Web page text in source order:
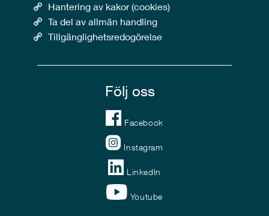
Hantering av kakor (cookies)
Ta del av allmän handling
Tillgänglighetsredogörelse
Följ oss
Facebook
Instagram
LinkedIn
Youtube